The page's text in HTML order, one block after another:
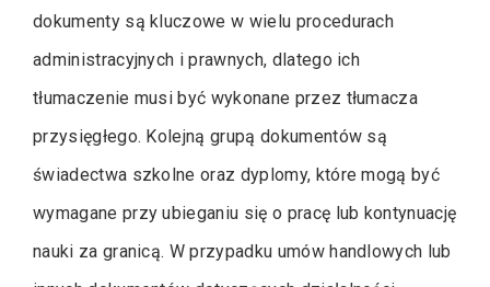
dokumenty są kluczowe w wielu procedurach
administracyjnych i prawnych, dlatego ich
tłumaczenie musi być wykonane przez tłumacza
przysięgłego. Kolejną grupą dokumentów są
świadectwa szkolne oraz dyplomy, które mogą być
wymagane przy ubieganiu się o pracę lub kontynuację
nauki za granicą. W przypadku umów handlowych lub